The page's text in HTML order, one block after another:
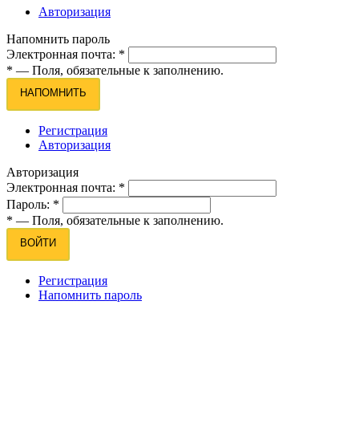
Авторизация
Напомнить пароль
Электронная почта: *
* — Поля, обязательные к заполнению.
НАПОМНИТЬ
Регистрация
Авторизация
Авторизация
Электронная почта: *
Пароль: *
* — Поля, обязательные к заполнению.
ВОЙТИ
Регистрация
Напомнить пароль